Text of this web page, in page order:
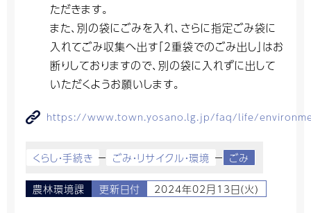
ただきます。
また、別の袋にごみを入れ、さらに指定ごみ袋に
入れてごみ収集へ出す「2重袋でのごみ出し」はお
断りしておりますので、別の袋に入れずに出して
いただくようお願いします。
https://www.town.yosano.lg.jp/faq/life/
くらし・手続き ごみ・リサイクル・環境 ごみ
農林環境課 更新日付 2024年02月13日(火)